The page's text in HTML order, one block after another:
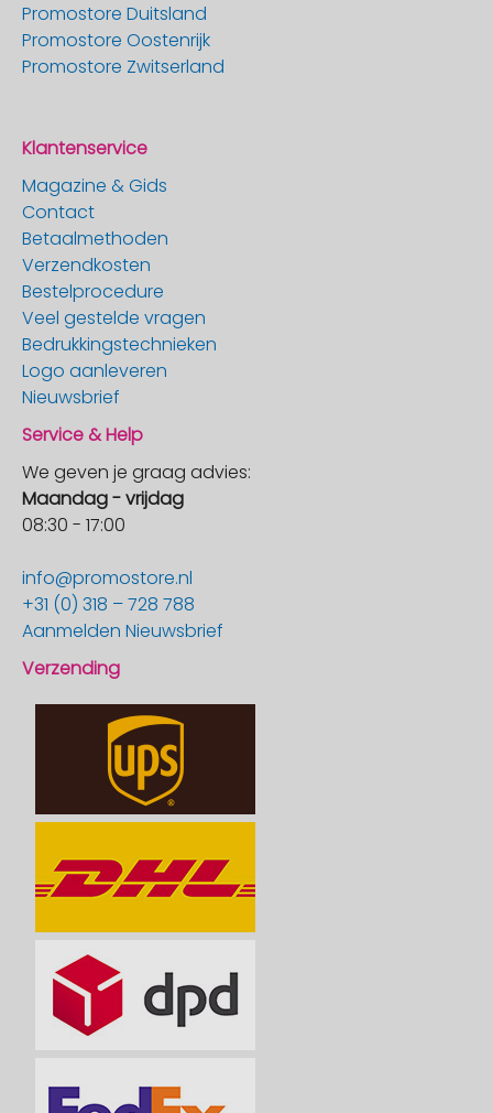
Promostore Duitsland
Promostore Oostenrijk
Promostore Zwitserland
Klantenservice
Magazine & Gids
Contact
Betaalmethoden
Verzendkosten
Bestelprocedure
Veel gestelde vragen
Bedrukkingstechnieken
Logo aanleveren
Nieuwsbrief
Service & Help
We geven je graag advies:
Maandag - vrijdag
08:30 - 17:00
info@promostore.nl
+31 (0) 318 – 728 788
Aanmelden Nieuwsbrief
Verzending